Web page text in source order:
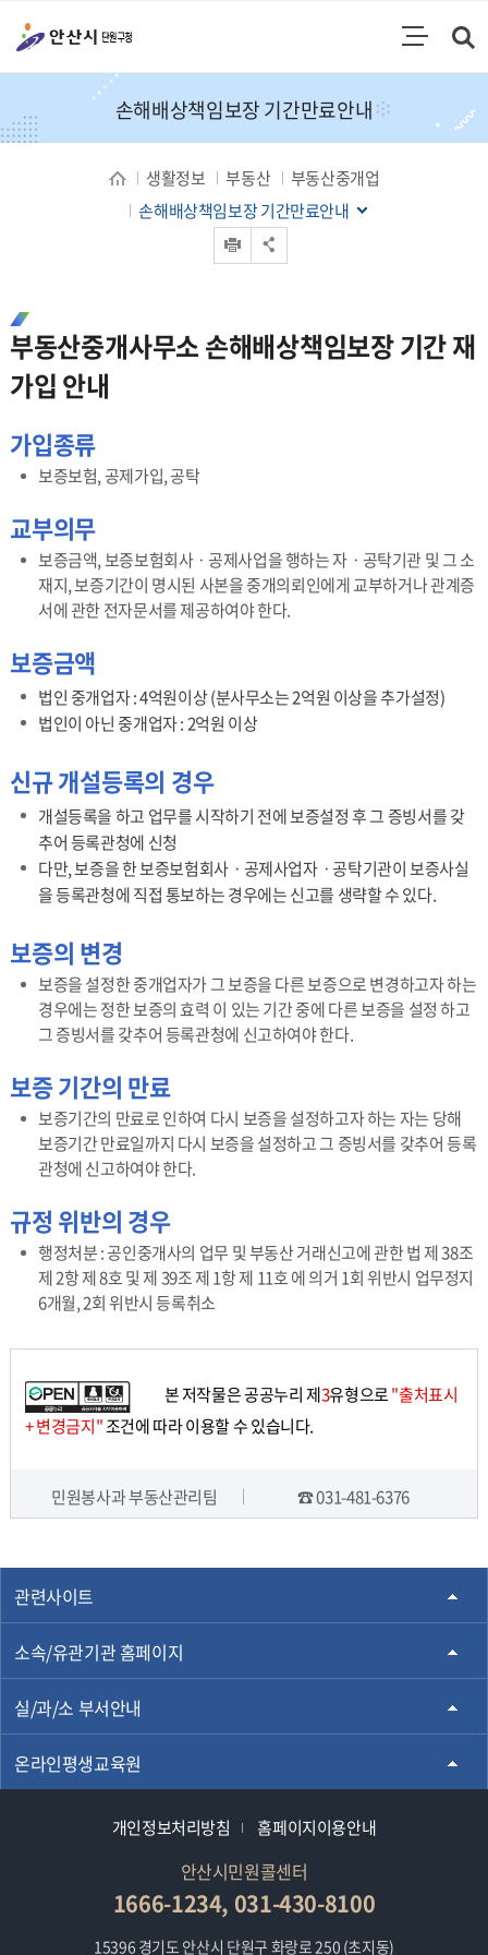
주메뉴
손해배상책임보장 기간만료안내
생활정보 부동산
부동산중개업
손해배상책임보장 기간만료안내
부동산중개사무소 손해배상책임보장 기간 재
가입 안내
가입종류
보증보험, 공제가입, 공탁
교부의무
보증금액, 보증보험회사ㆍ공제사업을 행하는 자ㆍ공탁기관 및 그 소
재지, 보증기간이 명시된 사본을 중개의뢰인에게 교부하거나 관계증
서에 관한 전자문서를 제공하여야 한다.
보증금액
법인 중개업자 : 4억원이상 (분사무소는 2억원 이상을 추가설정)
법인이 아닌 중개업자 : 2억원 이상
신규 개설등록의 경우
개설등록을 하고 업무를 시작하기 전에 보증설정 후 그 증빙서를 갖
추어 등록관청에 신청
다만, 보증을 한 보증보험회사ㆍ공제사업자ㆍ공탁기관이 보증사실
을 등록관청에 직접 통보하는 경우에는 신고를 생략할 수 있다.
보증의 변경
보증을 설정한 중개업자가 그 보증을 다른 보증으로 변경하고자 하는
경우에는 정한 보증의 효력 이 있는 기간 중에 다른 보증을 설정 하고
그 증빙서를 갖추어 등록관청에 신고하여야 한다.
보증 기간의 만료
보증기간의 만료로 인하여 다시 보증을 설정하고자 하는 자는 당해
보증기간 만료일까지 다시 보증을 설정하고 그 증빙서를 갖추어 등록
관청에 신고하여야 한다.
규정 위반의 경우
행정처분 : 공인중개사의 업무 및 부동산 거래신고에 관한 법 제 38조
제 2항 제 8호 및 제 39조 제 1항 제 11호 에 의거 1회 위반시 업무정지
6개월, 2회 위반시 등록취소
본 저작물은 공공누리 제3유형으로"출처표시
+ 변경금지"조건에 따라 이용할 수 있습니다.
민원봉사과 부동산관리팀 ☎ 031-481-6376
관련사이트
소속/유관기관 홈페이지
실/과/소 부서안내
온라인평생교육원
개인정보처리방침 홈페이지이용안내
안산시민원콜센터
1666-1234, 031-430-8100
15396 경기도 안산시 단원구 화랑로 250 (초지동)